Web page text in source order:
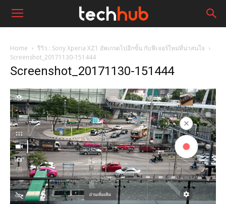
Home
รีวิว : Sony Xperia XZ1 อัพเกรดไปอีกขั้น กับฟีเจอร์ใหม่ที่น่าสนใจ
Screenshot_20171130-151444
Screenshot_20171130-151444